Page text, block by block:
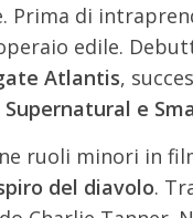
Prima di
edile.
Atlantis,
Supernatural e
ruoli minori in
del diavolo.